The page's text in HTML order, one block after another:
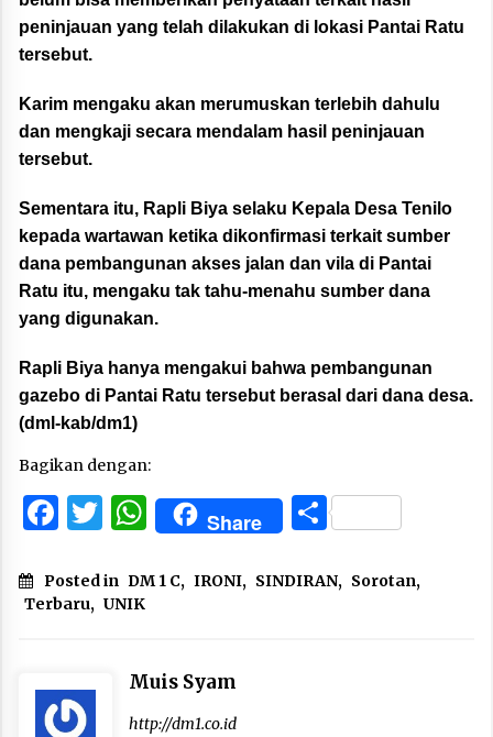
peninjauan yang telah dilakukan di lokasi Pantai Ratu
tersebut.
Karim mengaku akan merumuskan terlebih dahulu
dan mengkaji secara mendalam hasil peninjauan
tersebut.
Sementara itu, Rapli Biya selaku Kepala Desa Tenilo
kepada wartawan ketika dikonfirmasi terkait sumber
dana pembangunan akses jalan dan vila di Pantai
Ratu itu, mengaku tak tahu-menahu sumber dana
yang digunakan.
Rapli Biya hanya mengakui bahwa pembangunan
gazebo di Pantai Ratu tersebut berasal dari dana desa.
(dml-kab/dm1)
Bagikan dengan:
Facebook
Twitter
WhatsApp
Share Share
Posted in DM 1 C, IRONI, SINDIRAN, Sorotan,
Terbaru, UNIK
Muis Syam
http://dm1.co.id